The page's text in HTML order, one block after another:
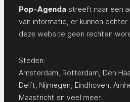
Pop-Agenda streeft naar een
van informatie, er kunnen echter
deze website geen rechten
Steden:
Amsterdam Rotterdam Den
Delft Nijmegen Eindhoven
Maastricht en veel meer…